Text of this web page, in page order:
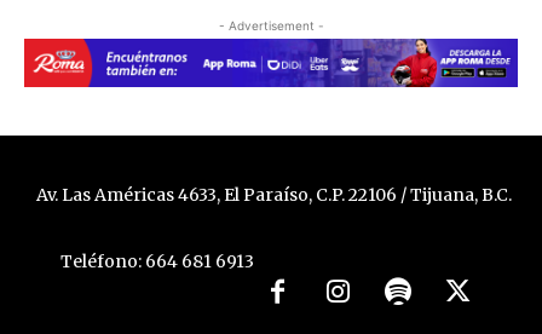
- Advertisement -
Av. Las Américas 4633, El Paraíso, C.P. 22106 / Tijuana, B.C.
Teléfono: 664 681 6913